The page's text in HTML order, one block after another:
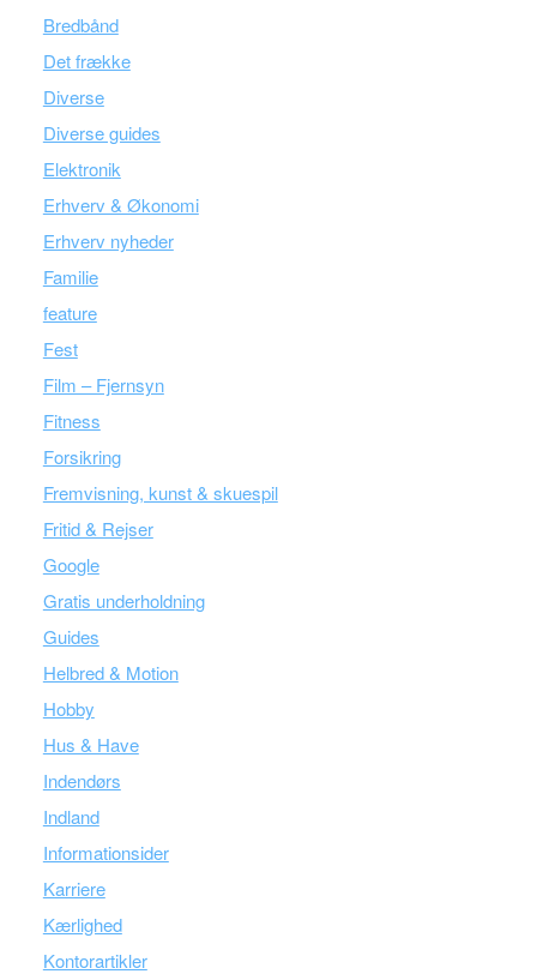
Bredbånd
Det frække
Diverse
Diverse guides
Elektronik
Erhverv & Økonomi
Erhverv nyheder
Familie
feature
Fest
Film – Fjernsyn
Fitness
Forsikring
Fremvisning, kunst & skuespil
Fritid & Rejser
Google
Gratis underholdning
Guides
Helbred & Motion
Hobby
Hus & Have
Indendørs
Indland
Informationsider
Karriere
Kærlighed
Kontorartikler